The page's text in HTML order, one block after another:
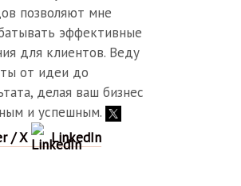
позволяют мне
эффективные
для клиентов. Веду
от идеи до
делая ваш бизнес
и успешным.
/ X
LinkedIn